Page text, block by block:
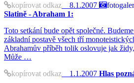
kopírovat odkaz 8.1.2007
Slatině - Abraham 1:
Toto setkání bude opět společné.
základní postavě všech tří
Abrahamův příběh tolik oslovuje jak
Může …
kopírovat odkaz 1.1.2007 Hlas